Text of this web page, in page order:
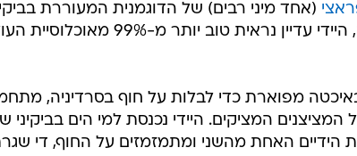
(אחד מיני רבים) של הדוגמנית המעוררת
(כי גם כשהיא משקיפה על גיל 40 מלמעלה, היידי עדיין נראית טוב יותר מ-99%
מפוארת כדי לבלות על חוף בסרדיניה,
המציקים. היידי נכנסת למי הים בביקיני
האחת מהשני ומתמזמזים על החוף, די